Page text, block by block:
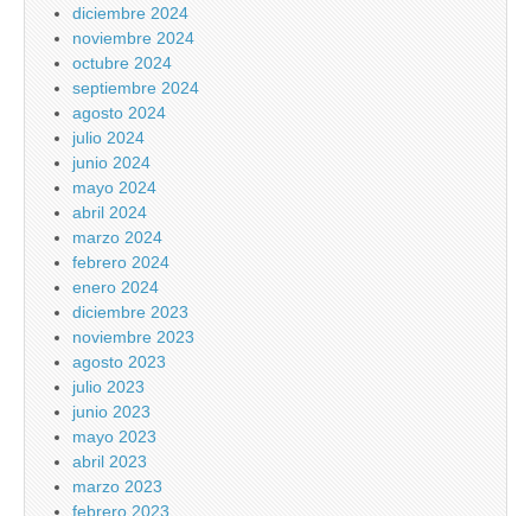
diciembre 2024
noviembre 2024
octubre 2024
septiembre 2024
agosto 2024
julio 2024
junio 2024
mayo 2024
abril 2024
marzo 2024
febrero 2024
enero 2024
diciembre 2023
noviembre 2023
agosto 2023
julio 2023
junio 2023
mayo 2023
abril 2023
marzo 2023
febrero 2023